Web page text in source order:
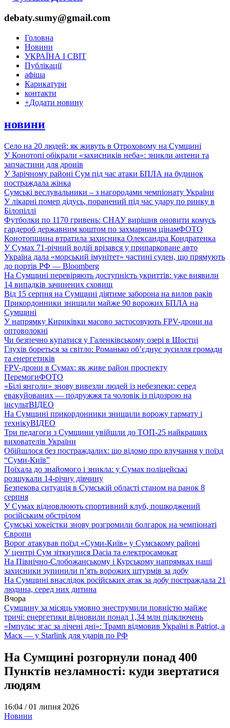
debaty.sumy@gmail.com
Головна
Новини
УКРАЇНА І СВІТ
Публікації
афіша
Карикатури
контакти
+Додати новину
новини
Село на 20 людей: як живуть в Отроховому на Сумщині
У Конотопі обікрали «захисників неба»: зникли антени та
запчастини для дронів
У Зарічному районі Сум під час атаки БПЛА на будинок
постраждала жінка
Сумські веслувальники – з нагородами чемпіонату України
У лікарні помер дідусь, поранений під час удару по ринку в
Білопіллі
Футболки по 1170 гривень: СНАУ вирішив оновити комусь
гардероб державним коштом по захмарним цінамФОТО
Конотопщина втратила захисника Олександра Кондратенка
У Сумах 71-річний водій врізався у припарковане авто
Україна дала «морський імунітет» частині суден, що прямують
до портів РФ — Bloomberg
На Сумщині перевіряють доступність укриттів: уже виявили
14 випадків зачинених сховищ
Від 15 серпня на Сумщині діятиме заборона на вилов раків
Прикордонники знищили майже 90 ворожих БПЛА на
Сумщині
У напрямку Кириківки масово застосовують FPV-дрони на
оптоволокні
Чи безпечно купатися у Галенківському озері в Шостці
Глухів бореться за світло: Романько об’єднує зусилля громади
та енергетиків
FPV-дрони в Сумах: як живе район проспекту
ПеремогиФОТО
«Білі янголи» знову вивезли людей із небезпеки: серед
евакуйованих — подружжя та чоловік із підозрою на
інсультВІДЕО
На Сумщині прикордонники знищили ворожу гармату і
технікуВІДЕО
Три педагоги з Сумщини увійшли до ТОП-25 найкращих
вихователів України
Обійшлося без постраждалих: що відомо про влучання у поїзд
“Суми-Київ”
Поїхала до знайомого і зникла: у Сумах поліцейські
розшукали 14-річну дівчину
Безпекова ситуація в Сумській області станом на ранок 8
серпня
У Сумах відновлюють спортивний клуб, пошкоджений
російським обстрілом
Сумські хокеїстки знову розгромили болгарок на чемпіонаті
Європи
Ворог атакував поїзд «Суми-Київ» у Сумському районі
У центрі Сум зіткнулися Dacia та електросамокат
На Північно-Слобожанському і Курському напрямках наші
захисники зупинили п’ять ворожих штурмів за добу
На Сумщині внаслідок російських атак за добу постраждала 21
людина, серед них дитина
Вчора
Сумщину за місяць умовно знеструмили повністю майже
тричі: енергетики відновили понад 1,34 млн підключень
«Імпульс згас за лічені дні»: Трамп відмовив Україні в Patriot, а
Маск — у Starlink для ударів по РФ
На Сумщині розгорнули понад 400
Пунктів незламності: куди звертатися
людям
16:04 /01 липня 2026
Новини